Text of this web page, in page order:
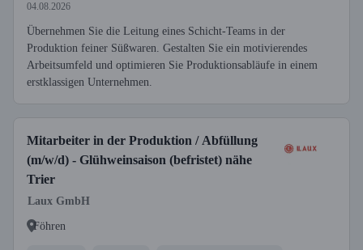
04.08.2026
Übernehmen Sie die Leitung eines Schicht-Teams in der
Produktion feiner Süßwaren. Gestalten Sie ein motivierendes
Arbeitsumfeld und optimieren Sie Produktionsabläufe in einem
erstklassigen Unternehmen.
Mitarbeiter in der Produktion / Abfüllung
(m/w/d) - Glühweinsaison (befristet) nähe
Trier
Laux GmbH
Föhren